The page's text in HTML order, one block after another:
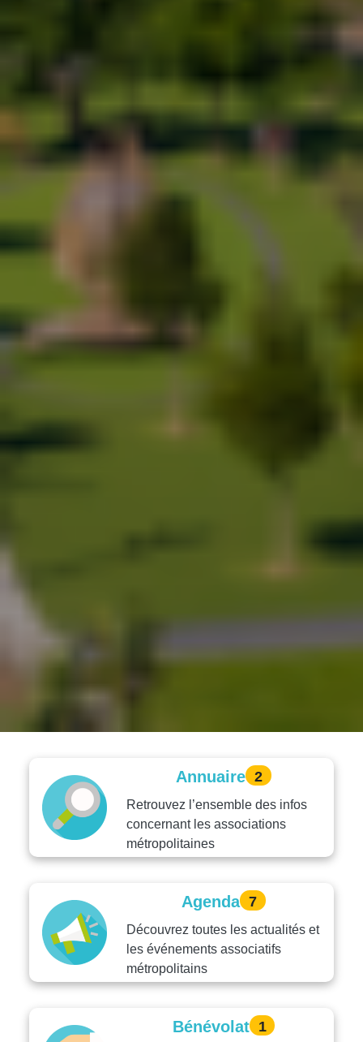
Annuaire 2
Retrouvez l’ensemble des infos
concernant les associations
métropolitaines
Agenda 7
Découvrez toutes les actualités et
les événements associatifs
métropolitains
Bénévolat 1